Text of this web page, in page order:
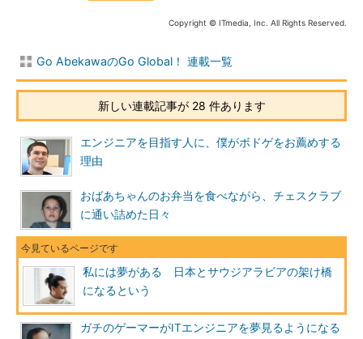
Copyright © ITmedia, Inc. All Rights Reserved.
Go AbekawaのGo Global！ 連載一覧
新しい連載記事が 28 件あります
エンジニアを目指す人に、僕がボドゲをお薦めする
理由
おばあちゃんのお弁当を食べながら、チェスクラブ
に通い詰めた日々
私には夢がある 日本とサウジアラビアの架け橋
になるという
ガチのゲーマーがITエンジニアを夢見るようになる